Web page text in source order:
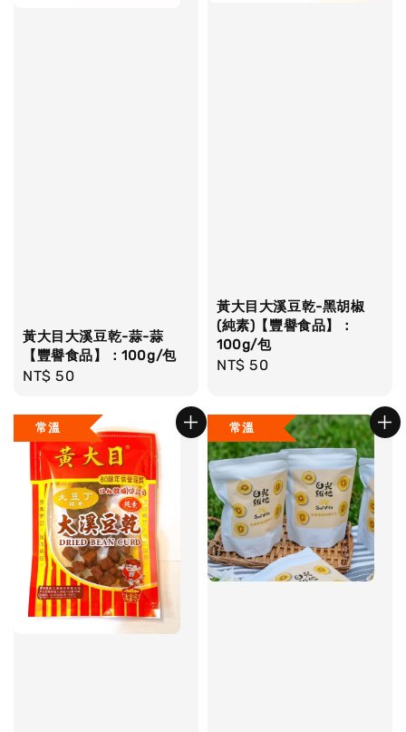
黃大目大溪豆乾-蒜-蒜
【豐譽食品】：100g/包
Regular
NT$ 50
黃大目大溪豆乾-黑胡椒
(純素)【豐譽食品】：
100g/包
Regular
NT$ 50
常溫 常溫